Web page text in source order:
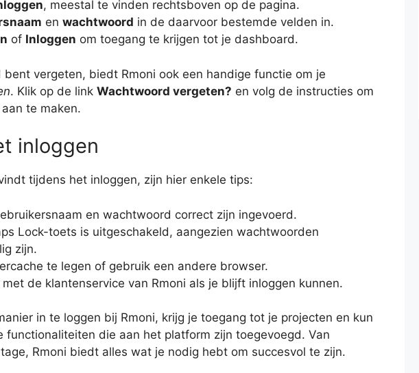
, meestal te vinden rechtsboven op de pagina.
en wachtwoord in de daarvoor bestemde velden in.
of Inloggen om toegang te krijgen tot je dashboard.
vergeten, biedt Rmoni ook een handige functie om je
. Klik op de link Wachtwoord vergeten? en volg de instructies om
te maken.
inloggen
tijdens het inloggen, zijn hier enkele tips:
en wachtwoord correct zijn ingevoerd.
Lock-toets is uitgeschakeld, aangezien wachtwoorden
zijn.
te legen of gebruik een andere browser.
de klantenservice van Rmoni als je blijft inloggen kunnen.
in te loggen bij Rmoni, krijg je toegang tot je projecten en kun
functionaliteiten die aan het platform zijn toegevoegd. Van
Rmoni biedt alles wat je nodig hebt om succesvol te zijn.